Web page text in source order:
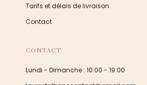
Tarifs et délais de livraison
Contact
CONTACT
Lundi - Dimanche : 10:00 - 19:00